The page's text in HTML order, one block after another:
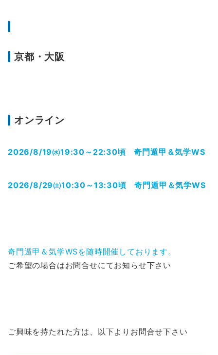
京都・大阪
オンライン
2026/8/19㈬19:30～22:30頃 奇門遁甲＆気学WS
2026/8/29㈯10:30～13:30頃 奇門遁甲＆気学WS
奇門遁甲＆気学WSを随時開催しております。
ご希望の場合はお問合せにてお知らせ下さい
ご興味を持たれた方は、以下よりお問合せ下さい